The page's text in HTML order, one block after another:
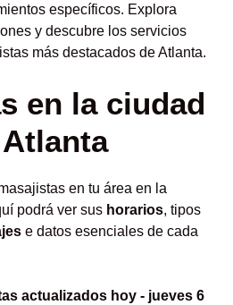
específicos. Explora
y descubre los servicios
más destacados de Atlanta.
en la ciudad
en tu área en la
podrá ver sus horarios, tipos
e datos esenciales de cada
actualizados hoy - jueves 6